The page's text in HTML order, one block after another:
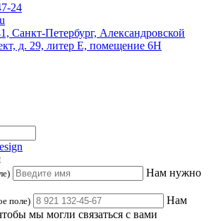
24
Санкт-Петербург, Александровской
д. 29, литер Е, помещение 6Н
Нам нужно
поле)
Нам
мы могли связаться с вами